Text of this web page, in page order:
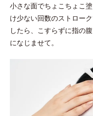
小さな面でちょこちょこ
け少ない回数のストロー
したら、こすらずに指の
になじませて。